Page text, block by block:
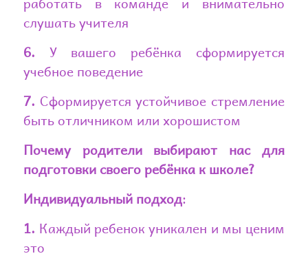
слушать учителя
6. У вашего ребёнка сформируется
учебное поведение
7. Сформируется устойчивое стремление
быть отличником или хорошистом
Почему родители выбирают нас для
подготовки своего ребёнка к школе?
Индивидуальный подход:
1. Каждый ребенок уникален и мы ценим
это